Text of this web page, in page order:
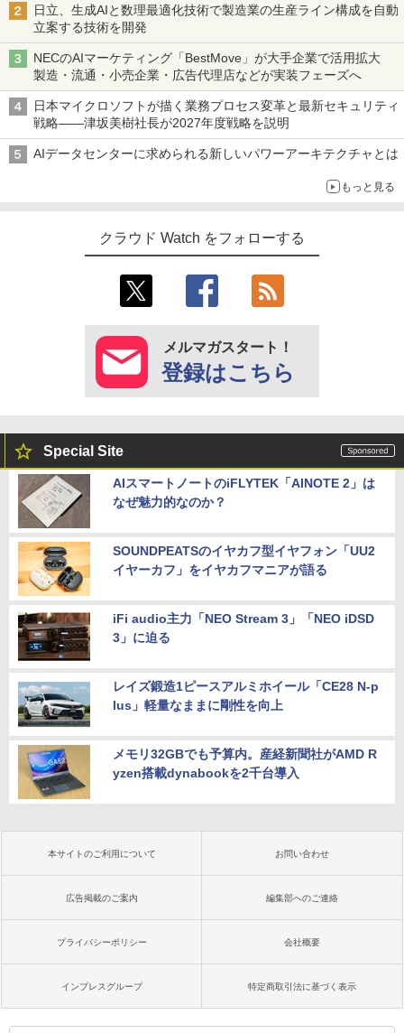
日立、生成AIと数理最適化技術で製造業の生産ライン構成を自動
立案する技術を開発
NECのAIマーケティング「BestMove」が大手企業で活用拡大
製造・流通・小売企業・広告代理店などが実装フェーズへ
日本マイクロソフトが描く業務プロセス変革と最新セキュリティ
戦略――津坂美樹社長が2027年度戦略を説明
AIデータセンターに求められる新しいパワーアーキテクチャとは
もっと見る
クラウド Watch をフォローする
メルマガスタート！
登録はこちら
Special Site
AIスマートノートのiFLYTEK「AINOTE 2」は
なぜ魅力的なのか？
SOUNDPEATSのイヤカフ型イヤフォン「UU2
イヤーカフ」をイヤカフマニアが語る
iFi audio主力「NEO Stream 3」「NEO iDSD
3」に迫る
レイズ鍛造1ピースアルミホイール「CE28 N-p
lus」軽量なままに剛性を向上
メモリ32GBでも予算内。産経新聞社がAMD R
yzen搭載dynabookを2千台導入
本サイトのご利用について お問い合わせ
広告掲載のご案内 編集部へのご連絡
プライバシーポリシー 会社概要
インプレスグループ 特定商取引法に基づく表示